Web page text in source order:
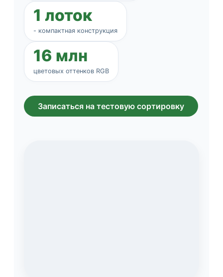
1 лоток
- компактная конструкция
16 млн
цветовых оттенков RGB
Записаться на тестовую сортировку